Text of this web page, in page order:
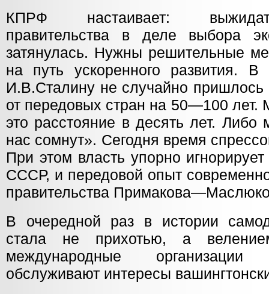
КПРФ настаивает:
правительства в деле выбора
затянулась. Нужны решительные
на путь ускоренного развития. В
И.В.Сталину не случайно пришлось
от передовых стран на 50—100
это расстояние в десять лет.
нас сомнут». Сегодня время
При этом власть упорно
СССР, и передовой опыт
правительства
В очередной раз в истории
стала не прихотью, а
международные
обслуживают интересы